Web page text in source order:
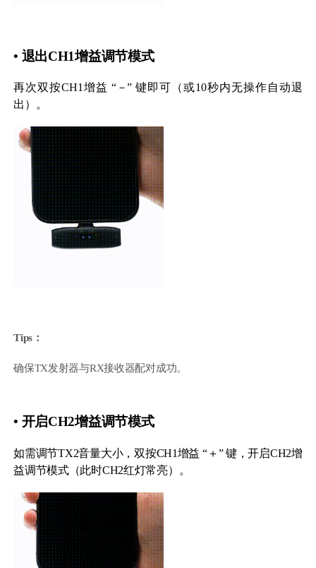
• 退出CH1增益调节模式
再次双按CH1增益 “－” 键即可（或10秒内无操作自动退
出）。
Tips：
确保TX发射器与RX接收器配对成功。
• 开启CH2增益调节模式
如需调节TX2音量大小，双按CH1增益 “＋” 键，开启CH2增
益调节模式（此时CH2红灯常亮）。